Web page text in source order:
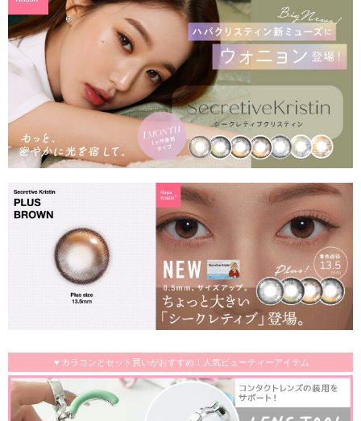
▼カラコンとセット買いがおすすめ！人気ビューティーアイテム